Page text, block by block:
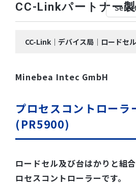
CC-Linkパートナー
CC-Link｜デバイス局｜ロードセ
Minebea Intec GmbH
プロセスコントロー
(PR5900)
ロードセル及び台はかりと組
ロセスコントローラーです。